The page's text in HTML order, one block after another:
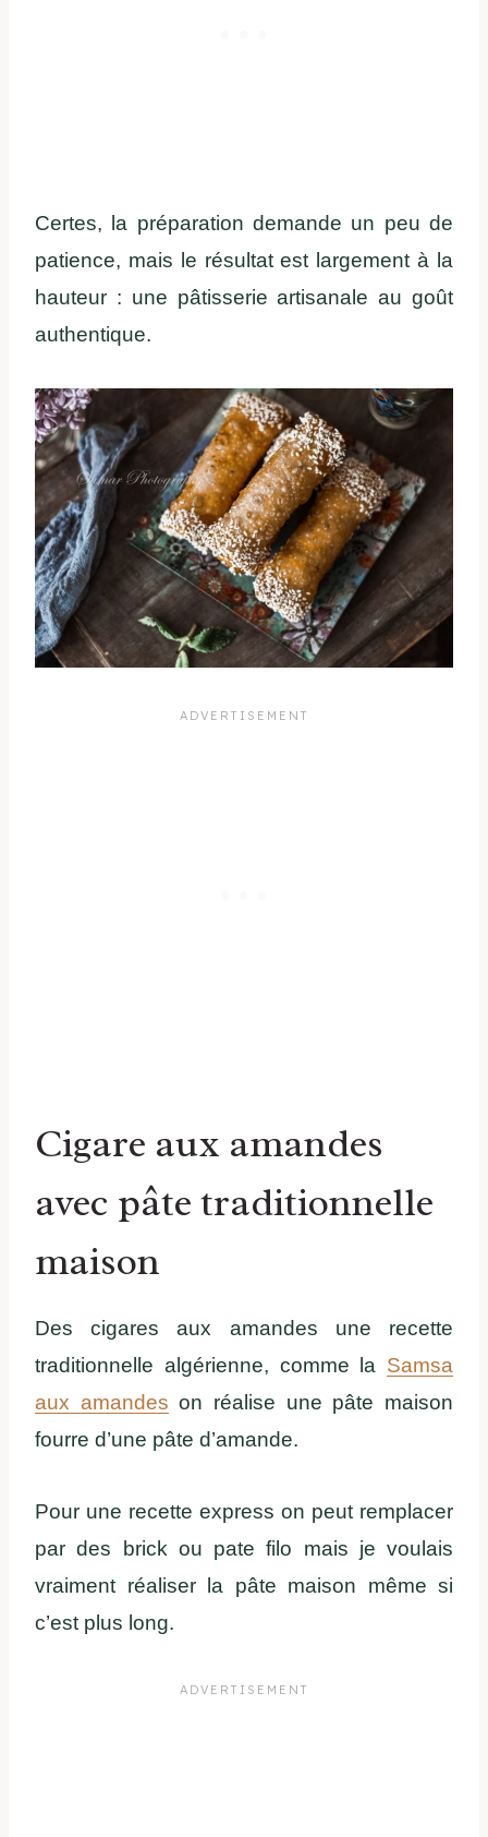
Certes, la préparation demande un peu de
patience, mais le résultat est largement à la
hauteur : une pâtisserie artisanale au goût
authentique.
Cigare aux amandes
avec pâte traditionnelle
maison
Des cigares aux amandes une recette
traditionnelle algérienne, comme la Samsa
aux amandes on réalise une pâte maison
fourre d’une pâte d’amande.
Pour une recette express on peut remplacer
par des brick ou pate filo mais je voulais
vraiment réaliser la pâte maison même si
c’est plus long.